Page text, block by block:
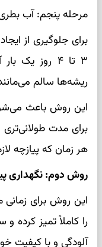
مرحله پنجم: آب
برای جلوگیری از
۳ تا ۴ روز
ریشه‌ها سالم
این روش باعث
برای مدت طولانی‌تری
هر زمان که پیازچه
روش دوم: نگهداری
این روش برای
را کاملاً تمیز کرده
آلودگی و با کیفیت